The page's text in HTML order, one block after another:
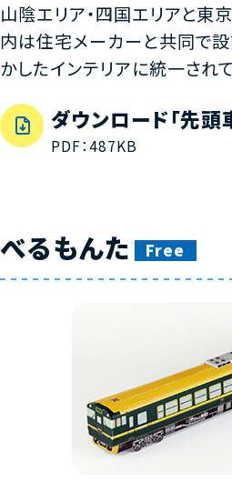
山陰エリア・四国エリアと東
内は住宅メーカーと共同で設
かしたインテリアに統一されて
ダウンロード「先頭
PDF：487KB
べるもんた Free